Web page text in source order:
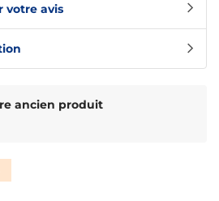
votre avis
ancien produit